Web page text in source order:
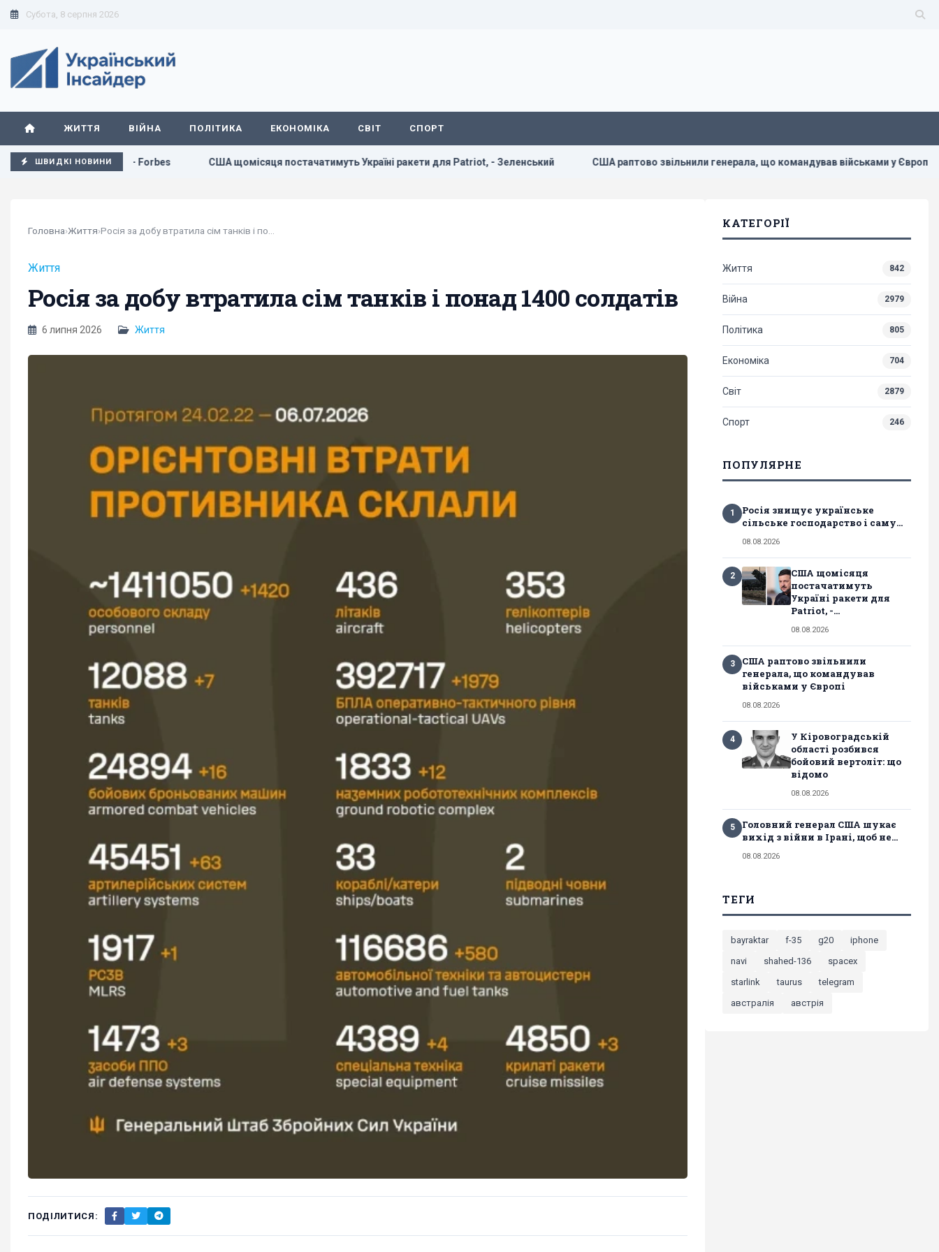
Субота, 8 серпня 2026
ЖИТТЯ ВІЙНА ПОЛІТИКА ЕКОНОМІКА СВІТ СПОРТ
ШВИДКІ НОВИНИ
України, - Forbes США щомісяця постачатимуть Україні ракети для Patriot, - Зеленський США раптово звільнили генерала, що командував військами у Європі У
Головна›Життя›
Життя
Росія за добу втратила сім танків і понад 1400 солдатів
6 липня 2026 Життя
ПОДІЛИТИСЯ:
КАТЕГОРІЇ
Життя 842
Війна 2979
Політика 805
Економіка 704
Світ 2879
Спорт 246
ПОПУЛЯРНЕ
1
Росія знищує українське
сільське господарство і саму...
08.08.2026
2
США щомісяця
постачатимуть
Україні ракети для
Patriot, -...
08.08.2026
3
США раптово звільнили
генерала, що командував
військами у Європі
08.08.2026
4
У Кіровоградській
області розбився
бойовий вертоліт: що
відомо
08.08.2026
5
Головний генерал США шукає
вихід з війни в Ірані, щоб не...
08.08.2026
ТЕГИ
bayraktar f-35 g20
iphone
navi
shahed-136
spacex
starlink
taurus
telegram
австралія
австрія